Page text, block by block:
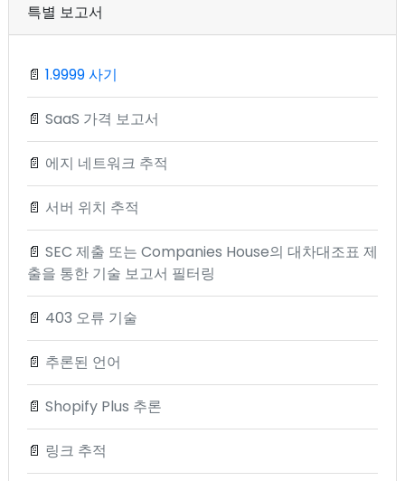
특별 보고서
📄 1.9999 사기
📄 SaaS 가격 보고서
📄 에지 네트워크 추적
📄 서버 위치 추적
📄 SEC 제출 또는 Companies House의 대차대조표 제
출을 통한 기술 보고서 필터링
📄 403 오류 기술
📄 추론된 언어
📄 Shopify Plus 추론
📄 링크 추적